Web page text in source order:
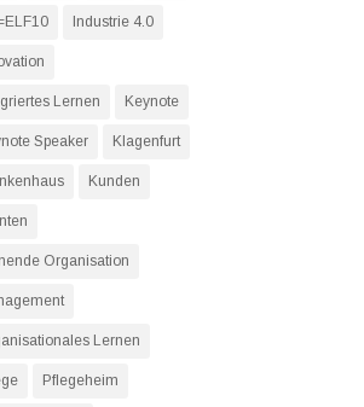
Industrie 4.0
Lernen Keynote
Speaker Klagenfurt
Kunden
Organisation
Lernen
Pflegeheim